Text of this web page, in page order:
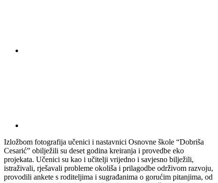
Izložbom fotografija učenici i nastavnici Osnovne škole “Dobriša
Cesarić” obilježili su deset godina kreiranja i provedbe eko
projekata. Učenici su kao i učitelji vrijedno i savjesno bilježili,
istraživali, rješavali probleme okoliša i prilagodbe održivom razvoju,
provodili ankete s roditeljima i sugrađanima o gorućim pitanjima, od